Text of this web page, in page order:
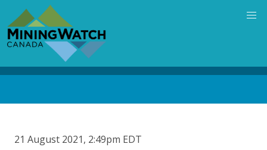
main
content
21 August 2021, 2:49pm EDT